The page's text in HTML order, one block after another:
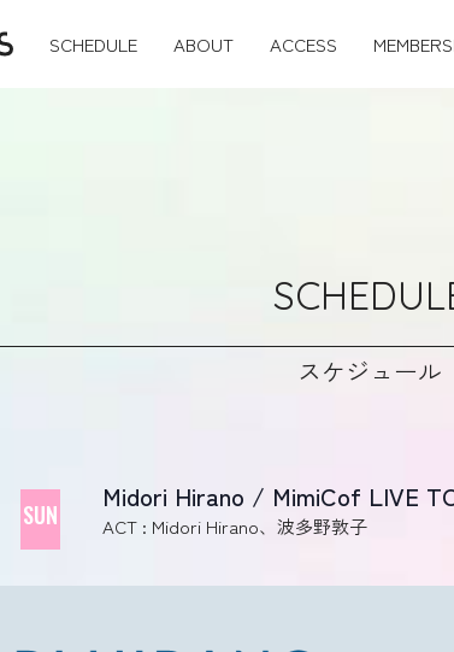
SCHEDULE ABOUT ACCESS
スケジュール
SUN
Midori Hirano / MimiCof LIVE
ACT : Midori Hirano、波多野敦子